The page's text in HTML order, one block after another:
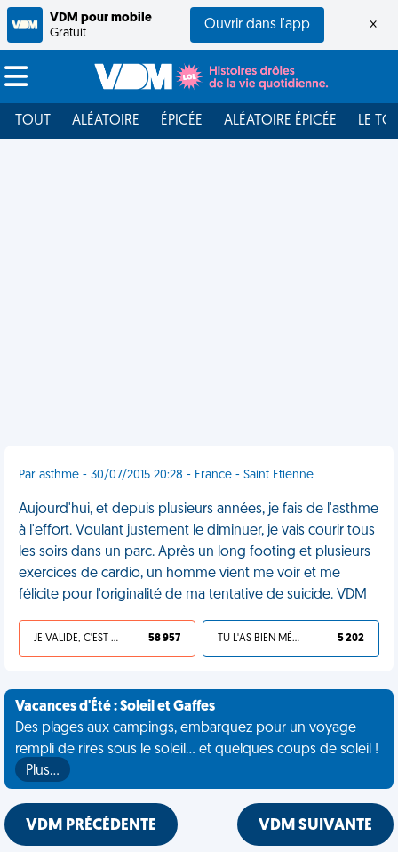
VDM pour mobile
Gratuit
Ouvrir dans l'app ×
TOUT ALÉATOIRE ÉPICÉE ALÉATOIRE ÉPICÉE LE
Par asthme - 30/07/2015 20:28 - France - Saint Etienne
Aujourd'hui, et depuis plusieurs années, je fais de l'asthme
à l'effort. Voulant justement le diminuer, je vais courir tous
les soirs dans un parc. Après un long footing et plusieurs
exercices de cardio, un homme vient me voir et me
félicite pour l'originalité de ma tentative de suicide. VDM
JE VALIDE, C'EST UNE VDM 58 957 TU L'AS BIEN MÉRITÉ 5 202
Vacances d'Été : Soleil et Gaffes
Des plages aux campings, embarquez pour un voyage
rempli de rires sous le soleil... et quelques coups de soleil !
Plus…
VDM PRÉCÉDENTE VDM SUIVANTE